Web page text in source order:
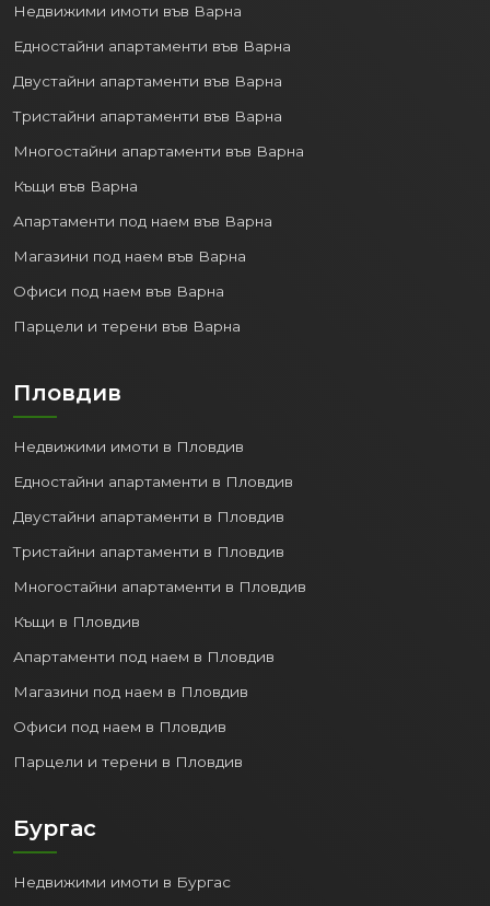
Недвижими имоти във Варна
Едностайни апартаменти във Варна
Двустайни апартаменти във Варна
Тристайни апартаменти във Варна
Многостайни апартаменти във Варна
Къщи във Варна
Апартаменти под наем във Варна
Магазини под наем във Варна
Офиси под наем във Варна
Парцели и терени във Варна
Пловдив
Недвижими имоти в Пловдив
Едностайни апартаменти в Пловдив
Двустайни апартаменти в Пловдив
Тристайни апартаменти в Пловдив
Многостайни апартаменти в Пловдив
Къщи в Пловдив
Апартаменти под наем в Пловдив
Магазини под наем в Пловдив
Офиси под наем в Пловдив
Парцели и терени в Пловдив
Бургас
Недвижими имоти в Бургас